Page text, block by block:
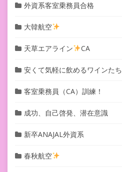
外資系客室乗務員合格
大韓航空
天草エアライン CA
安くて気軽に飲めるワインたち
客室乗務員（CA）訓練！
成功、自己啓発、潜在意識
新卒ANAJAL外資系
春秋航空